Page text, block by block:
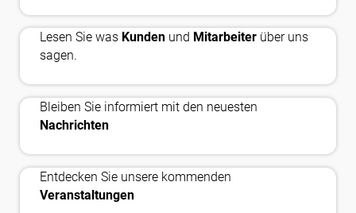
auto_read_pause
Lesen Sie wasKundenund Mitarbeiterüber uns
sagen.
newsmode
Bleiben Sie informiert mit den neuesten
Nachrichten
calendar_month
Entdecken Sie unsere kommenden
Veranstaltungen